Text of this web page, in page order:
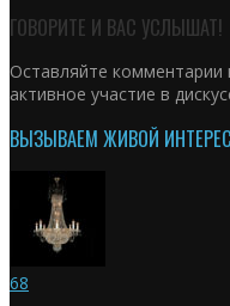
ГОВОРИТЕ И ВАС УСЛЫШАТ!
Оставляйте комментарии
активное участие в
ВЫЗЫВАЕМ ЖИВОЙ ИНТЕРЕС
68